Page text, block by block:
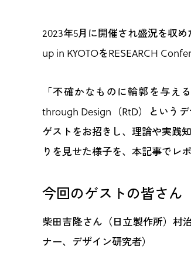
2023年5月に開催され盛況を収め
up in KYOTOをRESEARCH
「不確かなものに輪郭を与え
through Design（RtD）という
ゲストをお招きし、理論や実践
りを見せた様子を、本記事でレ
今回のゲストの皆さん
柴田吉隆さん（日立製作所）村
ナー、デザイン研究者）